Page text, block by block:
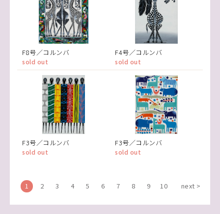
F8号／コルンバ
sold out
F4号／コルンバ
sold out
F3号／コルンバ
sold out
F3号／コルンバ
sold out
1 2 3 4 5 6 7 8 9 10 next >